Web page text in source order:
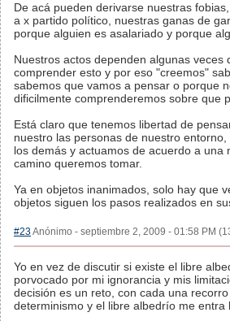
De acá pueden derivarse nuestras
a x partido político, nuestras ganas de
porque alguien es asalariado y porque
Nuestros actos dependen algunas
comprender esto y por eso "creemos"
sabemos que vamos a pensar o porque
dificilmente comprenderemos sobre que
Está claro que tenemos libertad de
nuestro las personas de nuestro
los demás y actuamos de acuerdo a
camino queremos tomar.
Ya en objetos inanimados, solo hay que
objetos siguen los pasos realizados en
#23Anónimo - septiembre 2, 2009 - 01:58 PM
Yo en vez de discutir si existe el libre
porvocado por mi ignorancia y mis
decisión es un reto, con cada una
determinismo y el libre albedrío me